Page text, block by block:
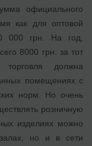
официального
как для оптовой
000 грн. На год,
8000 грн. за тот
должна
помещениях с
норм. Но очень
розничную
изделиях можно
но и в сети